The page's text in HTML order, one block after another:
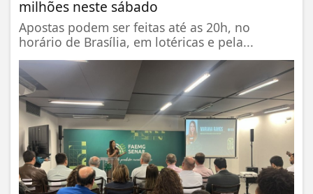
milhões neste sábado
Apostas podem ser feitas até as 20h, no
horário de Brasília, em lotéricas e pela...